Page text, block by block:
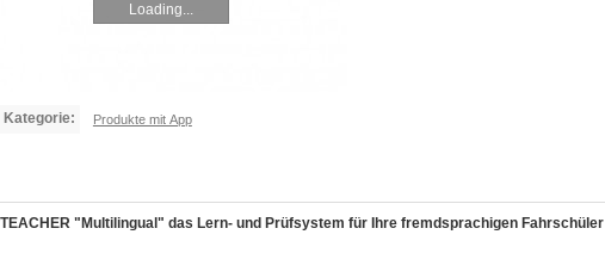
Loading...
Kategorie: Produkte mit App
"Multilingual" das Lern- und Prüfsystem für Ihre fremdsprachigen Fahrschüler